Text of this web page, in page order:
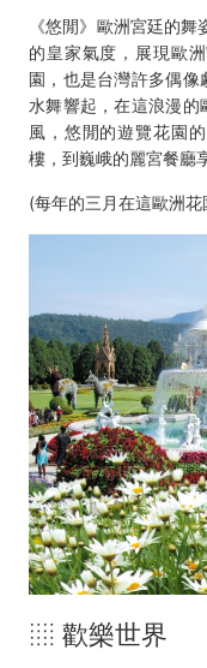
《悠閒》歐洲宮廷的
的皇家氣度，展現歐
園，也是台灣許多偶
水舞響起，在這浪漫的
風，悠閒的遊覽花園
樓，到巍峨的麗宮餐廳
(每年的三月在這歐洲
░ 歡樂世界